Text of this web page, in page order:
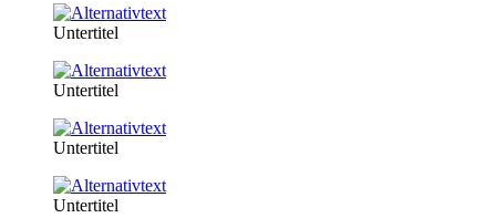
Untertitel
Untertitel
Untertitel
Untertitel